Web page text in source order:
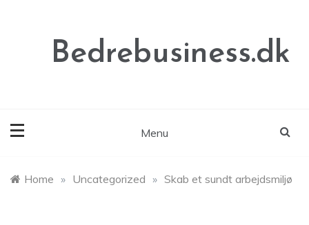
Bedrebusiness.dk
Menu
Home » Uncategorized » Skab et sundt arbejdsmiljø